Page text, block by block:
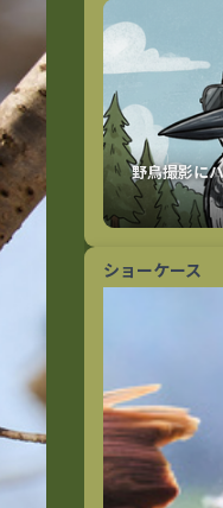
ショーケース